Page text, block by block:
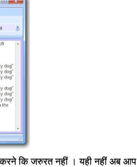
कि जरुरत नहीं । यही नहीं अब आप